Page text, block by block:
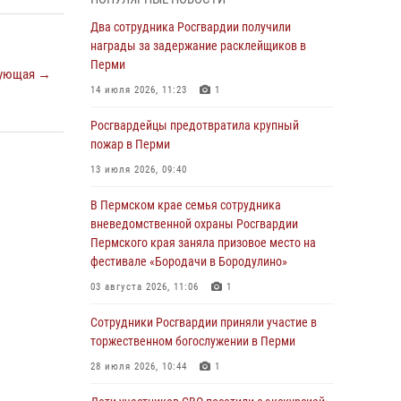
→
Росгвардеец спас тонущую женщину в
Пермском крае
30 июля 2026, 05:19
торжественном богослужении в Перми
28 июля 2026, 10:44
при задержании участников преступной
группы в Пермском крае
28 июля 2026, 06:15
Сотрудник СОБР «Стрелец» провели встречу
Росгвардией»
24 июля 2026, 08:45 2
Два сотрудника Росгвардии получили
награды за задержание расклейщиков в
Перми
14 июля 2026, 11:23 1
Росгвардейцы предотвратила крупный
пожар в Перми
13 июля 2026, 09:40
В Пермском крае семья сотрудника
вневедомственной охраны Росгвардии
Пермского края заняла призовое место на
фестивале «Бородачи в Бородулино»
03 августа 2026, 11:06 1
Сотрудники Росгвардии приняли участие в
торжественном богослужении в Перми
28 июля 2026, 10:44 1